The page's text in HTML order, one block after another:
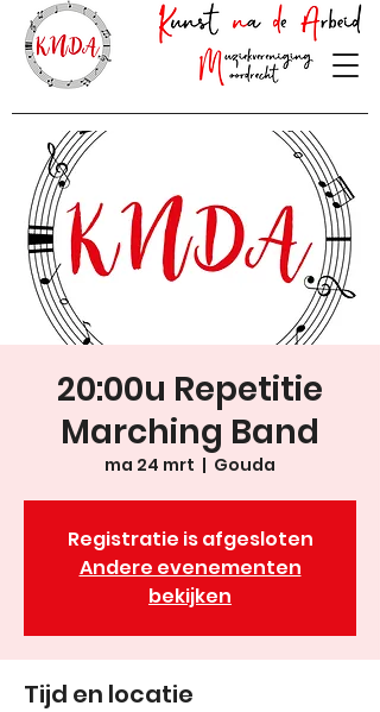
20:00u Repetitie
Marching Band
ma 24 mrt
  |
Gouda
Registratie is afgesloten
Andere evenementen
bekijken
Tijd en locatie